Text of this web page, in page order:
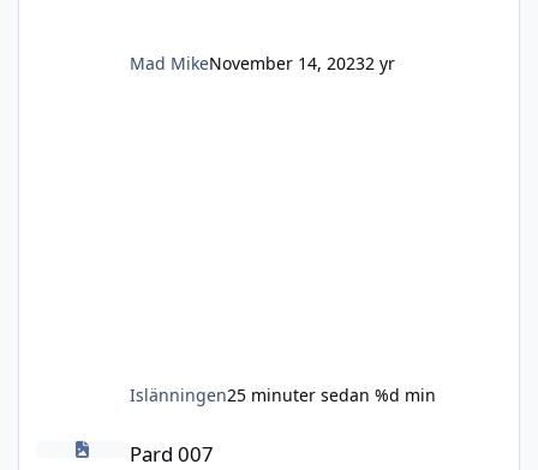
Mad MikeNovember 14, 20232 yr
Islänningen25 minuter sedan %d min
Pard 007
Pard 007